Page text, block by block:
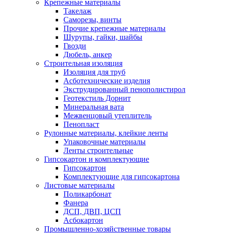
Крепежные материалы
Такелаж
Саморезы, винты
Прочие крепежные материалы
Шурупы, гайки, шайбы
Гвозди
Дюбель, анкер
Строительная изоляция
Изоляция для труб
Асботехнические изделия
Экструдированный пенополистирол
Геотекстиль Дорнит
Минеральная вата
Межвенцовый утеплитель
Пенопласт
Рулонные материалы, клейкие ленты
Упаковочные материалы
Ленты строительные
Гипсокартон и комплектующие
Гипсокартон
Комплектующие для гипсокартона
Листовые материалы
Поликарбонат
Фанера
ДСП, ДВП, ЦСП
Асбокартон
Промышленно-хозяйственные товары